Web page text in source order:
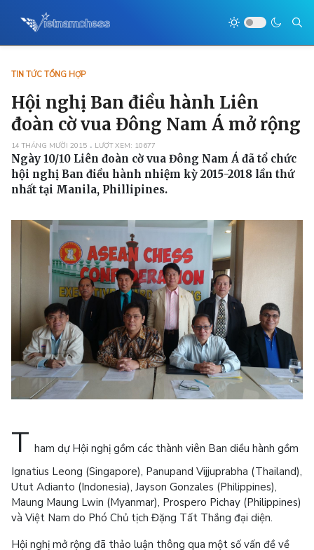
TIN TỨC TỔNG HỢP
Hội nghị Ban điều hành Liên
đoàn cờ vua Đông Nam Á mở rộng
14 THÁNG MƯỜI 2015 LƯỢT XEM: 10677
Ngày 10/10 Liên đoàn cờ vua Đông Nam Á đã tổ chức
hội nghị Ban điều hành nhiệm kỳ 2015-2018 lần thứ
nhất tại Manila, Phillipines.
T ham dự Hội nghị gồm các thành viên Ban diều hành gồm
Ignatius Leong (Singapore), Panupand Vijjuprabha (Thailand),
Utut Adianto (Indonesia), Jayson Gonzales (Philippines),
Maung Maung Lwin (Myanmar), Prospero Pichay (Philippines)
và Việt Nam do Phó Chủ tịch Đặng Tất Thắng đại diện.
Hội nghị mở rộng đã thảo luận thông qua một số vấn đề về